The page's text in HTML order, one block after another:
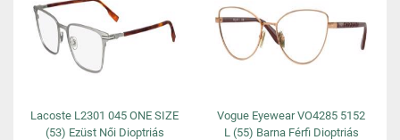
Lacoste L2301 045 ONE SIZE
(53) Ezüst Női Dioptriás
Vogue Eyewear VO4285 5152
L (55) Barna Férfi Dioptriás